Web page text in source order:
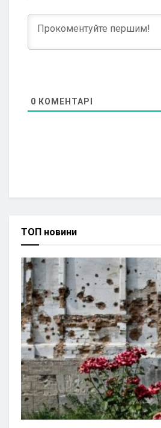
0 КОМЕНТАРІ
ТОП новини